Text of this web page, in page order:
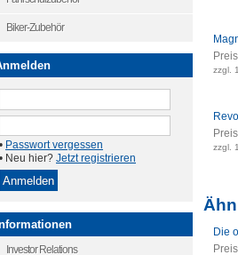
zzgl.
zzgl.
Die
Biker-Zubehör
• Passwort vergessen
• Neu hier? Jetzt registrieren
Investor Relations